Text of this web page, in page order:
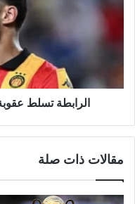
الرابطة تسلط
مقالات ذات صلة